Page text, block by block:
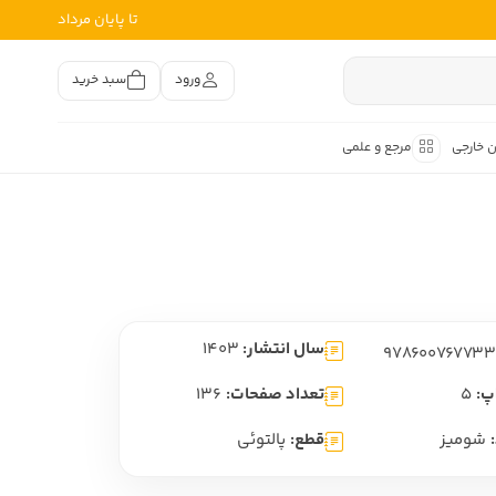
تا پایان مرداد
ورود سبد خرید
خارجی مرجع و علمی
فارسی
متون کهن
سال انتشار: 1403
5 تعداد صفحات: 136
شومیز قطع: پالتوئی